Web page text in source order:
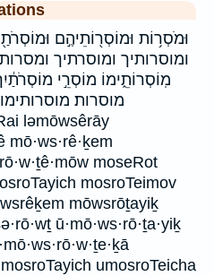
וּמֹסְר֥וֹת וּמוֹסְר֖וֹתֵיהֶ֣ם
ומוסרותיך ומוסרתיך
מֽוֹסְרוֹתֵ֑ימוֹ מוֹסְרֵ֣י
מוסרות׃
ləmōwsêrāy
mō·ws·rê·ḵem
moseRot
mosroTeimov
mōwsrōṯayiḵ
ū·mō·ws·rō·ṯa·yiḵ
umosroTeicha